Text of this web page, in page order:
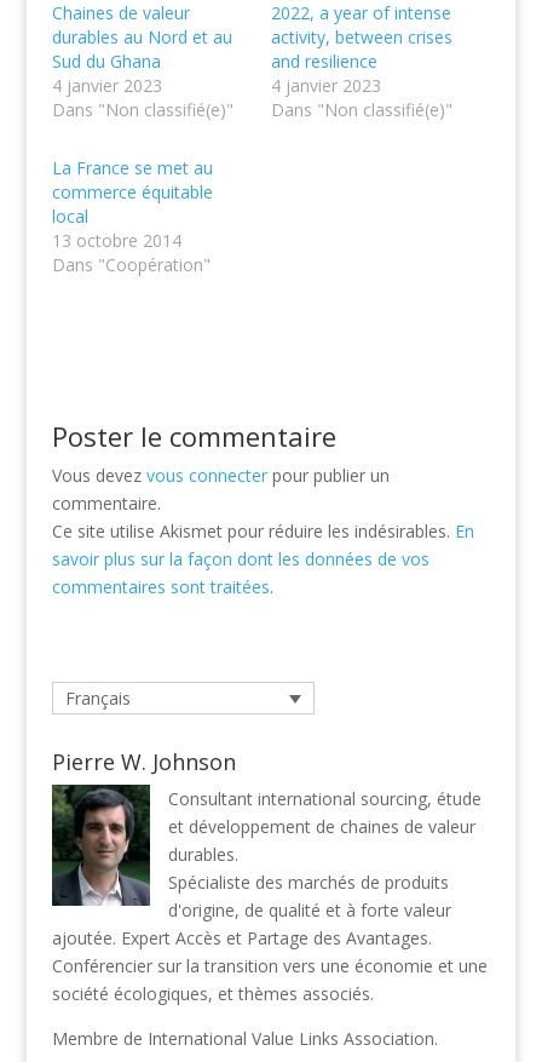
Chaines de valeur
durables au Nord et au
Sud du Ghana
4 janvier 2023
Dans "Non classifié(e)"
2022, a year of intense
activity, between crises
and resilience
4 janvier 2023
Dans "Non classifié(e)"
La France se met au
commerce équitable
local
13 octobre 2014
Dans "Coopération"
Poster le commentaire
Vous devez vous connecterpour publier un
commentaire.
Ce site utilise Akismet pour réduire les indésirables. En
savoir plus sur la façon dont les données de vos
commentaires sont traitées.
Français
Pierre W. Johnson
Consultant international sourcing, étude
et développement de chaines de valeur
durables.
Spécialiste des marchés de produits
d'origine, de qualité et à forte valeur
ajoutée. Expert Accès et Partage des Avantages.
Conférencier sur la transition vers une économie et une
société écologiques, et thèmes associés.
Membre de International Value Links Association.